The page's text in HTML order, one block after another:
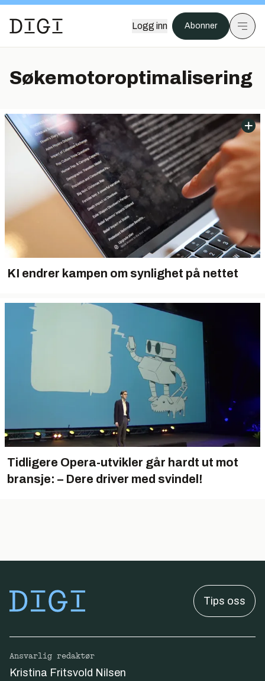
Logg inn Abonner
Søkemotoroptimalisering
KI endrer kampen om synlighet på nettet
Tidligere Opera-utvikler går hardt ut mot
bransje: – Dere driver med svindel!
Tips oss
Ansvarlig redaktør
Kristina Fritsvold Nilsen